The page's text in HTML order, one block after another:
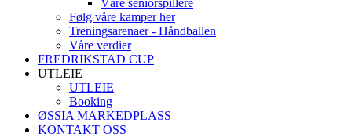
Våre seniorspillere
Følg våre kamper her
Treningsarenaer - Håndballen
Våre verdier
FREDRIKSTAD CUP
UTLEIE
UTLEIE
Booking
ØSSIA MARKEDPLASS
KONTAKT OSS